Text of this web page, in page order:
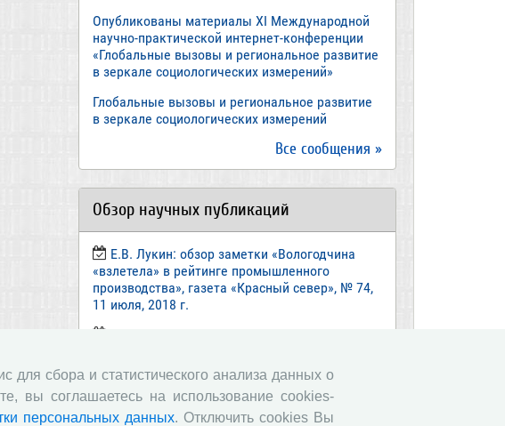
Опубликованы материалы XI Международной
научно-практической интернет-конференции
«Глобальные вызовы и региональное развитие
в зеркале социологических измерений»
Глобальные вызовы и региональное развитие
в зеркале социологических измерений
Все сообщения »
Обзор научных публикаций
Е.В. Лукин: обзор заметки «Вологодчина
«взлетела» в рейтинге промышленного
производства», газета «Красный север», № 74,
11 июля, 2018 г.
«Известия», №88, 2018 г.
В.Н. Барсуков: обзор статьи «Повышение
пенсионного возраста: позитивные эффекты и
для сбора и статистического анализа данных о
вы соглашаетесь на использование cookies-
персональных данных. Отключить cookies Вы